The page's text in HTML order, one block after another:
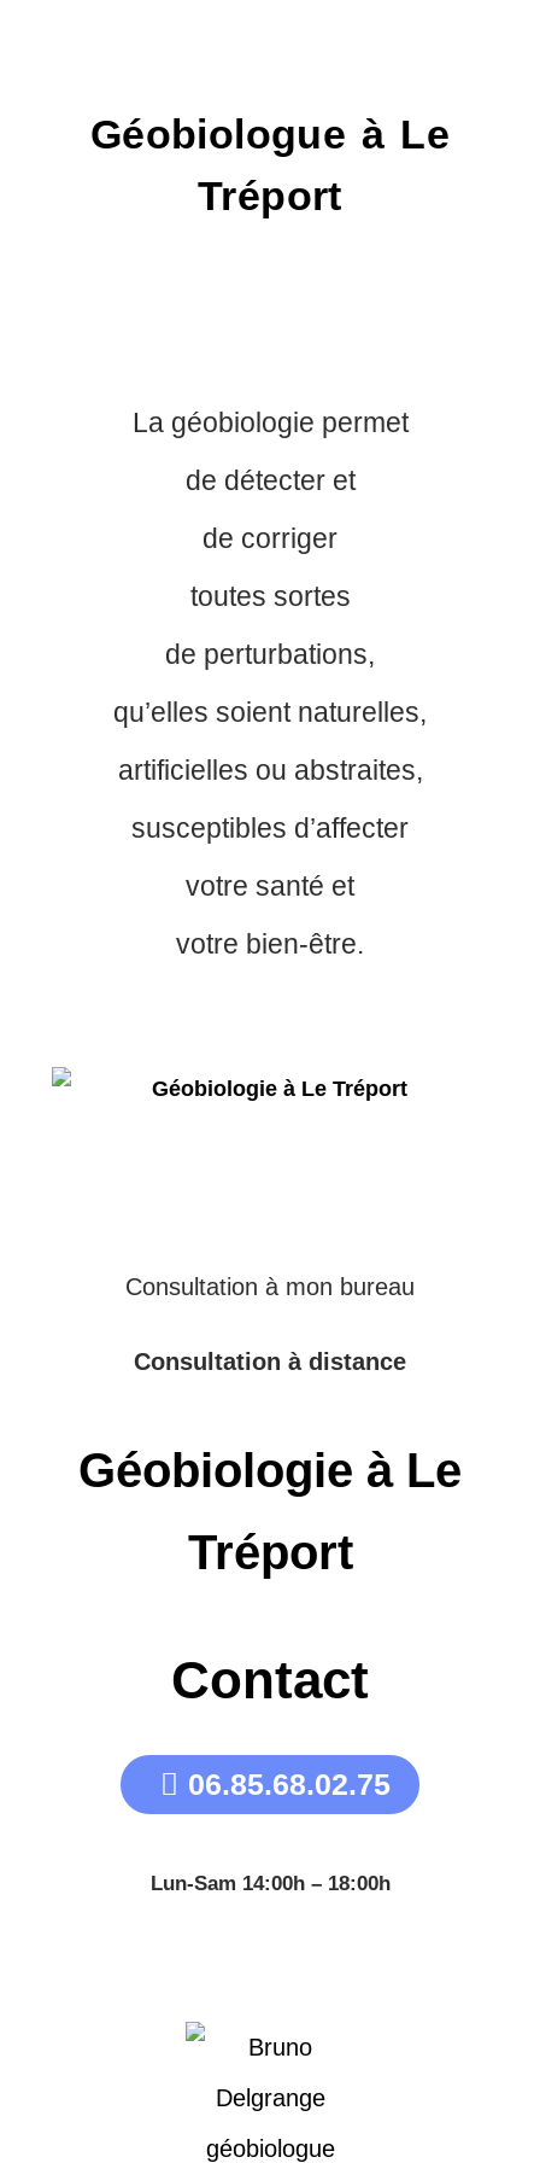
Géobiologue à Le
Tréport
La géobiologie permet
de détecter et
de corriger
toutes sortes
de perturbations,
qu’elles soient naturelles,
artificielles ou abstraites,
susceptibles d’affecter
votre santé et
votre bien-être.
Consultation à mon bureau
Consultation à distance
Géobiologie à Le
Tréport
Contact
06.85.68.02.75
Lun-Sam 14:00h – 18:00h